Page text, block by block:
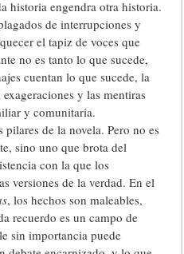
historia engendra otra historia.
de interrupciones y
el tapiz de voces que
no es tanto lo que sucede,
cuentan lo que sucede, la
y las mentiras
y comunitaria.
de la novela. Pero no es
sino uno que brota del
con la que los
versiones de la verdad. En el
, los hechos son maleables,
recuerdo es un campo de
sin importancia puede